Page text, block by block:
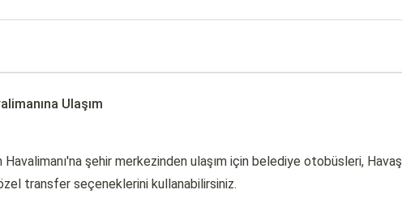
Ulaşım
şehir merkezinden ulaşım için belediye otobüsleri, Havaş
transfer seçeneklerini kullanabilirsiniz.